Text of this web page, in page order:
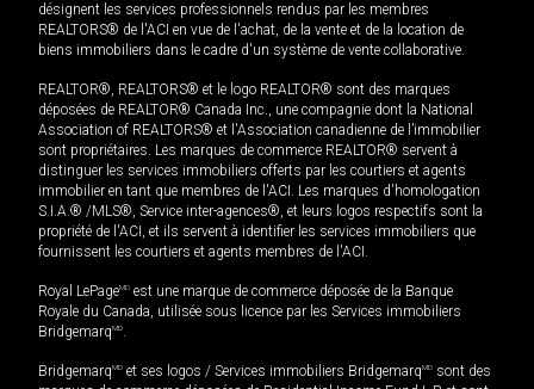
désignent les services professionnels rendus par les membres
REALTORS® de l'ACI en vue de l'achat, de la vente et de la location de
biens immobiliers dans le cadre d'un système de vente collaborative.
REALTOR®, REALTORS® et le logo REALTOR® sont des marques
déposées de REALTOR® Canada Inc., une compagnie dont la National
Association of REALTORS® et l'Association canadienne de l’immobilier
sont propriétaires. Les marques de commerce REALTOR® servent à
distinguer les services immobiliers offerts par les courtiers et agents
immobilier en tant que membres de l'ACI. Les marques d'homologation
S.I.A.® /MLS®, Service inter-agences®, et leurs logos respectifs sont la
propriété de l'ACI, et ils servent à identifier les services immobiliers que
fournissent les courtiers et agents membres de l'ACI.
Royal LePageMD est une marque de commerce déposée de la Banque
Royale du Canada, utilisée sous licence par les Services immobiliers
BridgemarqMD.
BridgemarqMD et ses logos / Services immobiliers BridgemarqMD sont des